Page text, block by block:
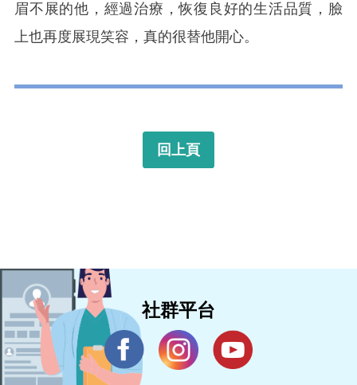
眉不展的他，經過治療，恢復良好的生活品質，臉
上也再度展現笑容，真的很替他開心。
回上頁
社群平台